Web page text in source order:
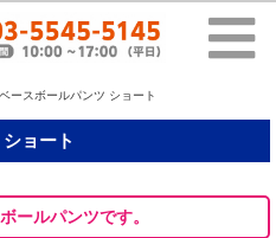
スボールパンツ ショート
ョート
ールパンツです。